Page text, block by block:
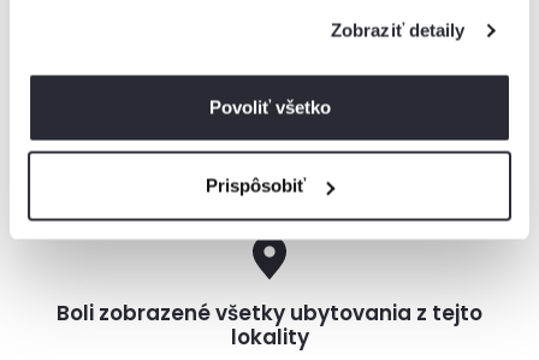
Zobraziť detaily
Povoliť všetko
Prispôsobiť
Boli zobrazené všetky ubytovania z tejto
lokality